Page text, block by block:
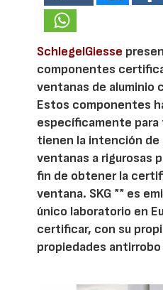
SchlegelGiesse
componentes
ventanas de aluminio
Estos componentes
específicamente
tienen la intención de
ventanas a rigurosas
fin de obtener la
ventana. SKG ** es
único laboratorio en
certificar, con su
propiedades